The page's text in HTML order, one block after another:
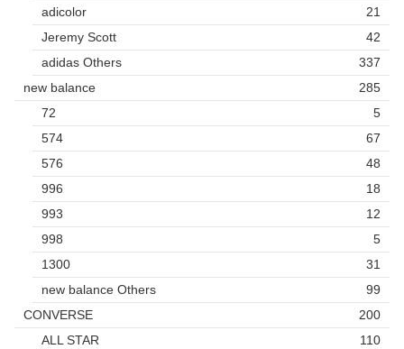
adicolor
21
Jeremy Scott
42
adidas Others
337
new balance
285
72
5
574
67
576
48
996
18
993
12
998
5
1300
31
new balance Others
99
CONVERSE
200
ALL STAR
110